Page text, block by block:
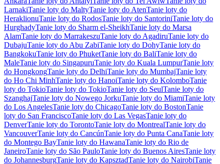
LarnakiTanie loty do MaltyTanie loty do AtenTanie loty do
HeraklionuTanie loty do RodosTanie loty do SantoriniTanie loty do
HurghadyTanie loty do Sharm el-SheikhTanie loty do Marsa
AlamTanie loty do MarrakeszuTanie loty do AgadiruTanie loty do
DubajuTanie loty do Abu ZabiTanie loty do DohyTanie loty do
BangkokuTanie loty do PhuketTanie loty do BaliTanie loty do
MaleTanie loty do SingapuruTanie loty do Kuala LumpurTanie loty
do HongkongTanie loty do DelhiTanie loty do MumbajTanie loty
do Ho Chi MinhTanie loty do HanoiTanie loty do KolomboTanie
loty do TokioTanie loty do TokioTanie loty do SeulTanie loty do
SzanghajTanie loty do Nowego JorkuTanie loty do MiamiTanie loty
do Los AngelesTanie loty do ChicagoTanie loty do BostonTanie
loty do San FranciscoTanie loty do Las VegasTanie loty do
DenverTanie loty do TorontoTanie loty do MontrealTanie loty do
VancouverTanie loty do CancúnTanie loty do Punta CanaTanie loty
do Montego BayTanie loty do HawanaTanie loty do Rio de
JaneiroTanie loty do São PauloTanie loty do Buenos AiresTanie loty
do JohannesburgTanie loty do KapsztadTanie loty do NairobiTanie